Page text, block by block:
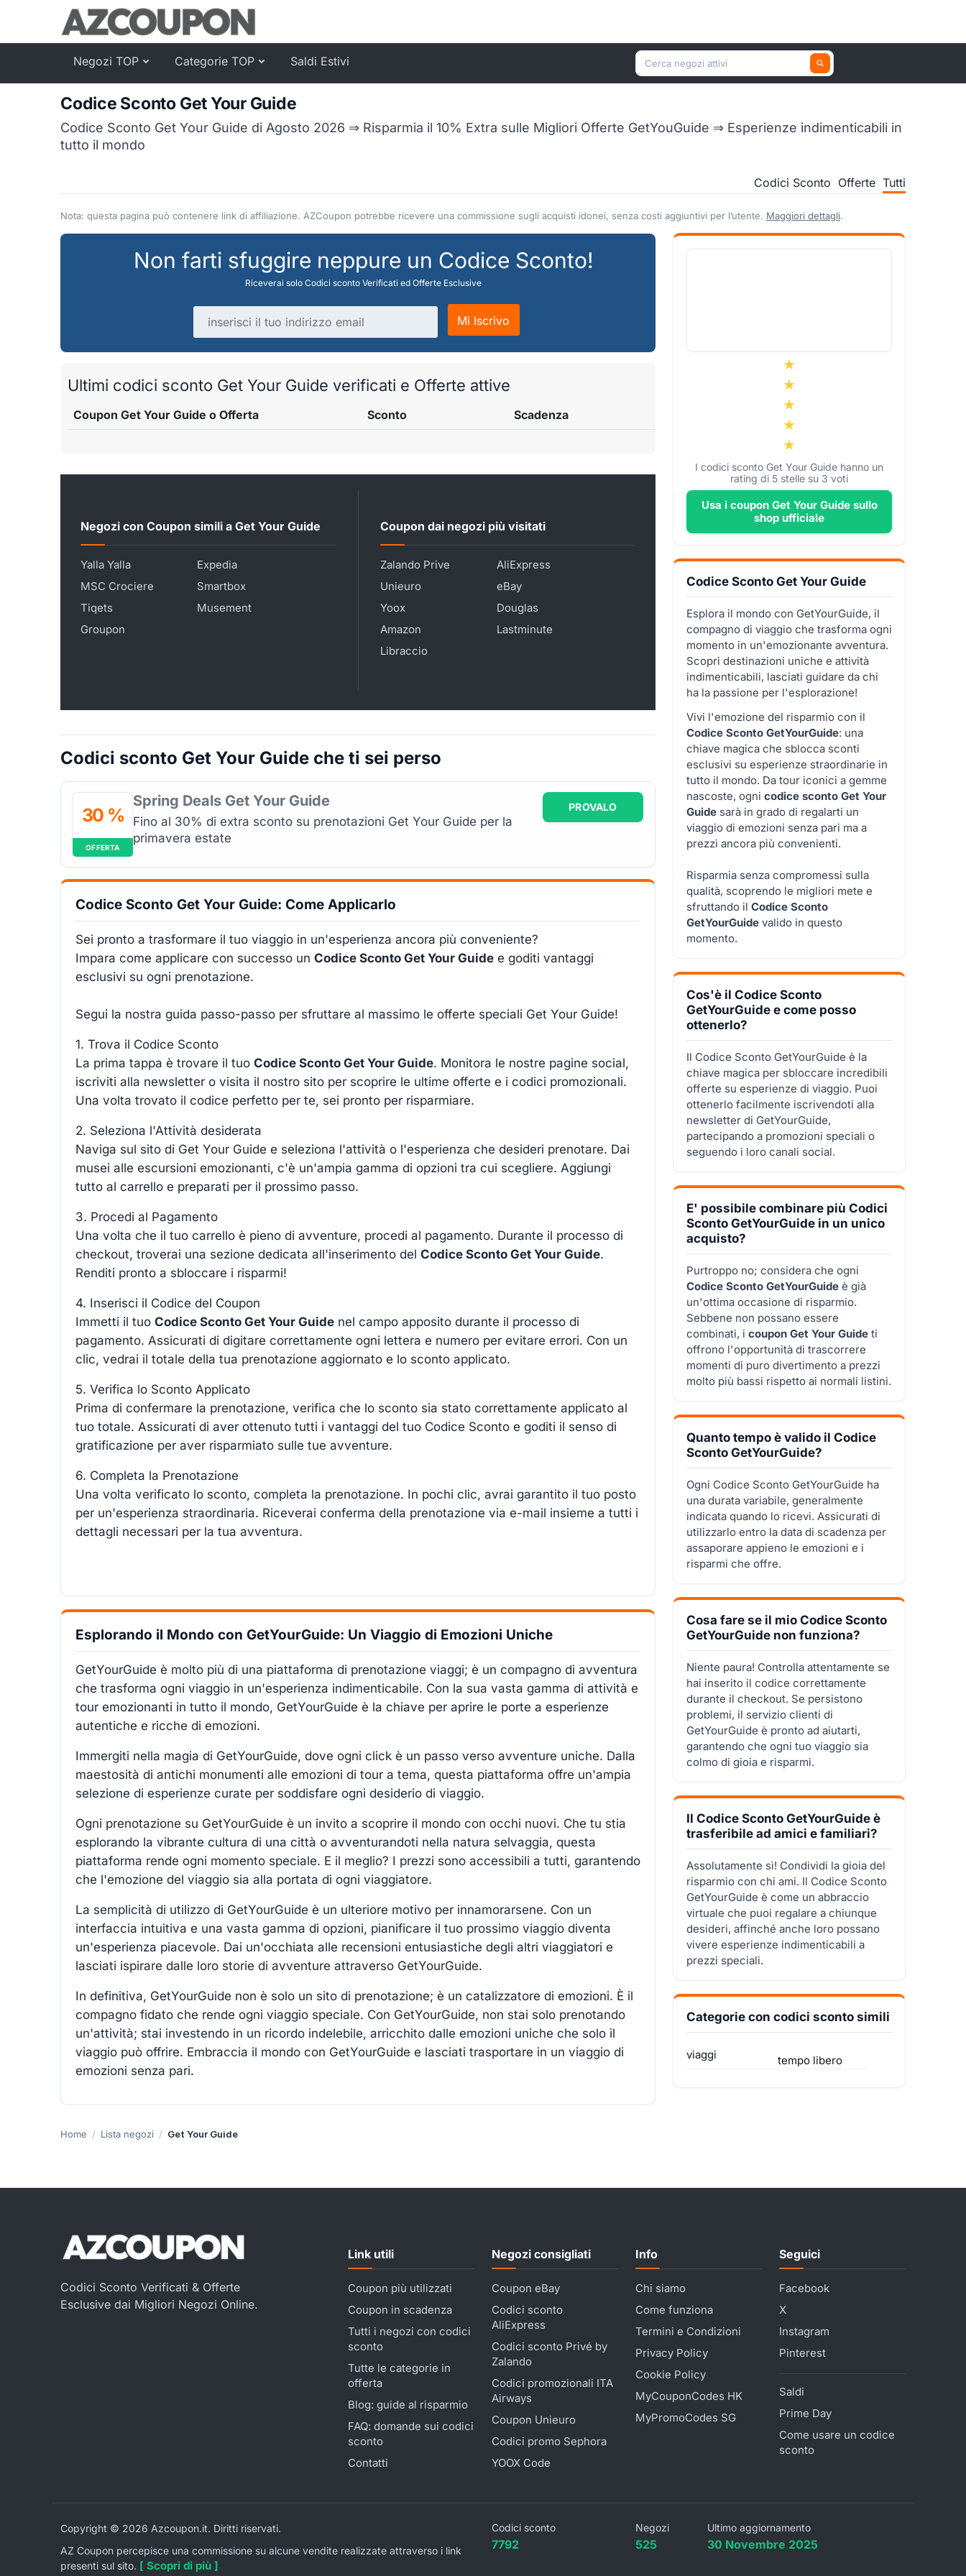
Negozi TOP Categorie TOP Saldi Estivi
Cerca un negozio attivo
Codice Sconto Get Your Guide
Codice Sconto Get Your Guide di Agosto 2026 ⇒ Risparmia il 10% Extra sulle Migliori Offerte GetYouGuide ⇒ Esperienze indimenticabili in
tutto il mondo
Codici Sconto Offerte Tutti
Nota: questa pagina può contenere link di affiliazione. AZCoupon potrebbe ricevere una commissione sugli acquisti idonei, senza costi aggiuntivi per l’utente. Maggiori dettagli.
Non farti sfuggire neppure un Codice Sconto!
Riceverai solo Codici sconto Verificati ed Offerte Esclusive
Indirizzo email
Mi Iscrivo
Ultimi codici sconto Get Your Guide verificati e Offerte attive
Coupon Get Your Guide o Offerta Sconto Scadenza
Negozi con Coupon simili a Get Your Guide
Yalla Yalla
Expedia
MSC Crociere
Smartbox
Tiqets
Musement
Groupon
Coupon dai negozi più visitati
Zalando Prive
AliExpress
Unieuro
eBay
Yoox
Douglas
Amazon
Lastminute
Libraccio
Codici sconto Get Your Guide che ti sei perso
30 %
OFFERTA
Spring Deals Get Your Guide
Fino al 30% di extra sconto su prenotazioni Get Your Guide per la
primavera estate
PROVALO
Codice Sconto Get Your Guide: Come Applicarlo
Sei pronto a trasformare il tuo viaggio in un'esperienza ancora più conveniente?
Impara come applicare con successo un Codice Sconto Get Your Guide e goditi vantaggi
esclusivi su ogni prenotazione.
Segui la nostra guida passo-passo per sfruttare al massimo le offerte speciali Get Your Guide!
1. Trova il Codice Sconto
La prima tappa è trovare il tuo Codice Sconto Get Your Guide. Monitora le nostre pagine social,
iscriviti alla newsletter o visita il nostro sito per scoprire le ultime offerte e i codici promozionali.
Una volta trovato il codice perfetto per te, sei pronto per risparmiare.
2. Seleziona l'Attività desiderata
Naviga sul sito di Get Your Guide e seleziona l'attività o l'esperienza che desideri prenotare. Dai
musei alle escursioni emozionanti, c'è un'ampia gamma di opzioni tra cui scegliere. Aggiungi
tutto al carrello e preparati per il prossimo passo.
3. Procedi al Pagamento
Una volta che il tuo carrello è pieno di avventure, procedi al pagamento. Durante il processo di
checkout, troverai una sezione dedicata all'inserimento del Codice Sconto Get Your Guide.
Renditi pronto a sbloccare i risparmi!
4. Inserisci il Codice del Coupon
Immetti il tuo Codice Sconto Get Your Guide nel campo apposito durante il processo di
pagamento. Assicurati di digitare correttamente ogni lettera e numero per evitare errori. Con un
clic, vedrai il totale della tua prenotazione aggiornato e lo sconto applicato.
5. Verifica lo Sconto Applicato
Prima di confermare la prenotazione, verifica che lo sconto sia stato correttamente applicato al
tuo totale. Assicurati di aver ottenuto tutti i vantaggi del tuo Codice Sconto e goditi il senso di
gratificazione per aver risparmiato sulle tue avventure.
6. Completa la Prenotazione
Una volta verificato lo sconto, completa la prenotazione. In pochi clic, avrai garantito il tuo posto
per un'esperienza straordinaria. Riceverai conferma della prenotazione via e-mail insieme a tutti i
dettagli necessari per la tua avventura.
Esplorando il Mondo con GetYourGuide: Un Viaggio di Emozioni Uniche
GetYourGuide è molto più di una piattaforma di prenotazione viaggi; è un compagno di avventura
che trasforma ogni viaggio in un'esperienza indimenticabile. Con la sua vasta gamma di attività e
tour emozionanti in tutto il mondo, GetYourGuide è la chiave per aprire le porte a esperienze
autentiche e ricche di emozioni.
Immergiti nella magia di GetYourGuide, dove ogni click è un passo verso avventure uniche. Dalla
maestosità di antichi monumenti alle emozioni di tour a tema, questa piattaforma offre un'ampia
selezione di esperienze curate per soddisfare ogni desiderio di viaggio.
Ogni prenotazione su GetYourGuide è un invito a scoprire il mondo con occhi nuovi. Che tu stia
esplorando la vibrante cultura di una città o avventurandoti nella natura selvaggia, questa
piattaforma rende ogni momento speciale. E il meglio? I prezzi sono accessibili a tutti, garantendo
che l'emozione del viaggio sia alla portata di ogni viaggiatore.
La semplicità di utilizzo di GetYourGuide è un ulteriore motivo per innamorarsene. Con un
interfaccia intuitiva e una vasta gamma di opzioni, pianificare il tuo prossimo viaggio diventa
un'esperienza piacevole. Dai un'occhiata alle recensioni entusiastiche degli altri viaggiatori e
lasciati ispirare dalle loro storie di avventure attraverso GetYourGuide.
In definitiva, GetYourGuide non è solo un sito di prenotazione; è un catalizzatore di emozioni. È il
compagno fidato che rende ogni viaggio speciale. Con GetYourGuide, non stai solo prenotando
un'attività; stai investendo in un ricordo indelebile, arricchito dalle emozioni uniche che solo il
viaggio può offrire. Embraccia il mondo con GetYourGuide e lasciati trasportare in un viaggio di
emozioni senza pari.
I codici sconto Get Your Guide hanno un
rating di 5 stelle su 3 voti
Usa i coupon Get Your Guide sullo
shop ufficiale
Codice Sconto Get Your Guide
Esplora il mondo con GetYourGuide, il
compagno di viaggio che trasforma ogni
momento in un'emozionante avventura.
Scopri destinazioni uniche e attività
indimenticabili, lasciati guidare da chi
ha la passione per l'esplorazione!
Vivi l'emozione del risparmio con il
Codice Sconto GetYourGuide: una
chiave magica che sblocca sconti
esclusivi su esperienze straordinarie in
tutto il mondo. Da tour iconici a gemme
nascoste, ogni codice sconto Get Your
Guide sarà in grado di regalarti un
viaggio di emozioni senza pari ma a
prezzi ancora più convenienti.
Risparmia senza compromessi sulla
qualità, scoprendo le migliori mete e
sfruttando il Codice Sconto
GetYourGuide valido in questo
momento.
Cos'è il Codice Sconto
GetYourGuide e come posso
ottenerlo?
Il Codice Sconto GetYourGuide è la
chiave magica per sbloccare incredibili
offerte su esperienze di viaggio. Puoi
ottenerlo facilmente iscrivendoti alla
newsletter di GetYourGuide,
partecipando a promozioni speciali o
seguendo i loro canali social.
E' possibile combinare più Codici
Sconto GetYourGuide in un unico
acquisto?
Purtroppo no; considera che ogni
Codice Sconto GetYourGuide è già
un'ottima occasione di risparmio.
Sebbene non possano essere
combinati, i coupon Get Your Guide ti
offrono l'opportunità di trascorrere
momenti di puro divertimento a prezzi
molto più bassi rispetto ai normali listini.
Quanto tempo è valido il Codice
Sconto GetYourGuide?
Ogni Codice Sconto GetYourGuide ha
una durata variabile, generalmente
indicata quando lo ricevi. Assicurati di
utilizzarlo entro la data di scadenza per
assaporare appieno le emozioni e i
risparmi che offre.
Cosa fare se il mio Codice Sconto
GetYourGuide non funziona?
Niente paura! Controlla attentamente se
hai inserito il codice correttamente
durante il checkout. Se persistono
problemi, il servizio clienti di
GetYourGuide è pronto ad aiutarti,
garantendo che ogni tuo viaggio sia
colmo di gioia e risparmi.
Il Codice Sconto GetYourGuide è
trasferibile ad amici e familiari?
Assolutamente sì! Condividi la gioia del
risparmio con chi ami. Il Codice Sconto
GetYourGuide è come un abbraccio
virtuale che puoi regalare a chiunque
desideri, affinché anche loro possano
vivere esperienze indimenticabili a
prezzi speciali.
Categorie con codici sconto simili
viaggi tempo libero
Home Lista negozi Get Your Guide
Codici Sconto Verificati & Offerte
Esclusive dai Migliori Negozi Online.
Link utili
Coupon più utilizzati
Coupon in scadenza
Tutti i negozi con codici
sconto
Tutte le categorie in
offerta
Blog: guide al risparmio
FAQ: domande sui codici
sconto
Contatti
Negozi consigliati
Coupon eBay
Codici sconto
AliExpress
Codici sconto Privé by
Zalando
Codici promozionali ITA
Airways
Coupon Unieuro
Codici promo Sephora
YOOX Code
Info
Chi siamo
Come funziona
Termini e Condizioni
Privacy Policy
Cookie Policy
MyCouponCodes HK
MyPromoCodes SG
Seguici
Facebook
X
Instagram
Pinterest
Saldi
Prime Day
Come usare un codice
sconto
Copyright © 2026 Azcoupon.it. Diritti riservati.
AZ Coupon percepisce una commissione su alcune vendite realizzate attraverso i link
presenti sul sito. [ Scopri di più ]
Codici sconto
7792
Negozi
525
Ultimo aggiornamento
30 Novembre 2025